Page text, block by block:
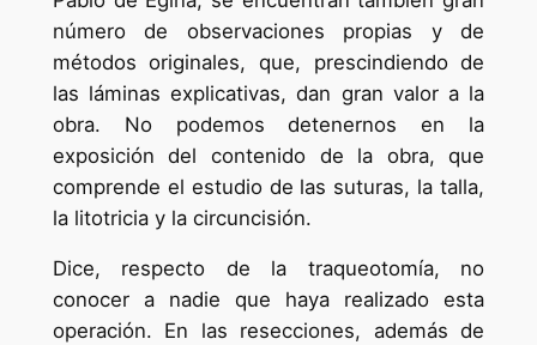
número de observaciones propias y de
métodos originales, que, prescindiendo de
las láminas explicativas, dan gran valor a la
obra. No podemos detenernos en la
exposición del contenido de la obra, que
comprende el estudio de las suturas, la talla,
la litotricia y la circuncisión.
Dice, respecto de la traqueotomía, no
conocer a nadie que haya realizado esta
operación. En las resecciones, además de